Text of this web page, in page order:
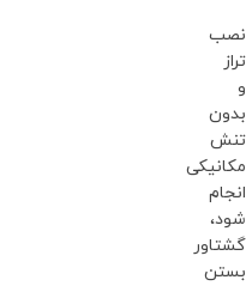
نصب
تراز
و
بدون
تنش
مکانیکی
انجام
شود،
گشتاور
بستن